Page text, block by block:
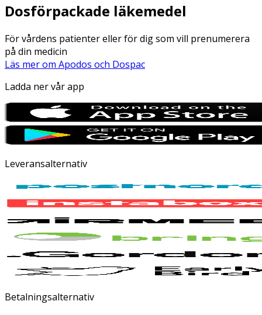
Dosförpackade läkemedel
För vårdens patienter eller för dig som vill prenumerera
på din medicin
Läs mer om Apodos och Dospac
Ladda ner vår app
Leveransalternativ
Betalningsalternativ